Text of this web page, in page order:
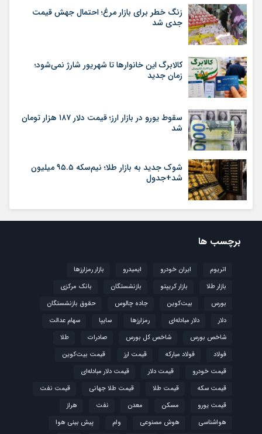
زنگ خطر برای بازار مرغ؛ احتمال جهش قیمت
جدی شد
کالابرگ این خانوارها تا شهریور شارژ نمی‌شود؛
زمان جدید
سقوط یورو در بازار ارز؛ قیمت دلار ۱۸۷ هزار تومان
شد
شوک جدید به بازار طلا؛ نیم‌سکه ۹۵.۵ میلیون
شد+جدول
برچسب ها
اتریوم ایران خودرو ایمیدرو
بازار رمزارزها
بازار طلا
بازار کریپتو بازنشستگان
بانک مرکزی
بورس
بیت‌کوین جاده چالوس
حقوق بازنشستگان
دلار
دلار مبادله‌ای رمزارزها سایپا
سهام عدالت
شاخص بورس
شاخص کل بورس صادرات
طلا
فولاد
فولاد مبارکه قیمت ارز
قیمت بیت‌کوین
قیمت خودرو
قیمت دلار
قیمت دلار مبادله‌ای
قیمت سکه
قیمت طلا قیمت طلا جهانی
قیمت نفت
قیمت یورو
مسکن معدن نفت
هراز
هواشناسی
هوش مصنوعی وام پیش بینی هوا